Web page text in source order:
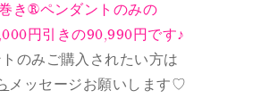
き®ペンダントのみの
円引きの90,990円です♪
のみご購入されたい方は
メッセージお願いします♡